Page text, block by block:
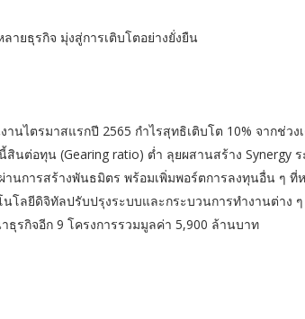
ายธุรกิจ มุ่งสู่การเติบโตอย่างยั่งยืน
านไตรมาสแรกปี 2565 กำไรสุทธิเติบโต 10% จากช่ว
นต่อทุน (Gearing ratio) ต่ำ ลุยผสานสร้าง Synergy
านการสร้างพันธมิตร พร้อมเพิ่มพอร์ตการลงทุนอื่น ๆ
โลยีดิจิทัลปรับปรุงระบบและกระบวนการทำงานต่าง
รกิจอีก 9 โครงการรวมมูลค่า 5,900 ล้านบาท